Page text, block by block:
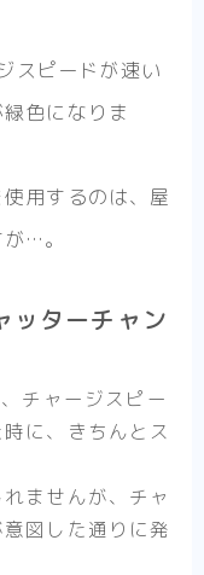
スピードが速い
色になりま
用するのは、屋
…。
ッターチャン
チャージスピー
に、きちんとス
ませんが、チャ
図した通りに発